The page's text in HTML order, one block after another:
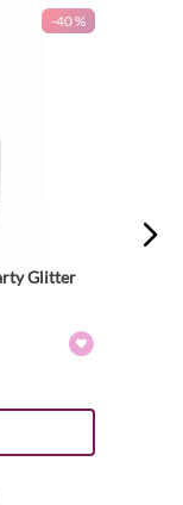
-40 %
Glitter